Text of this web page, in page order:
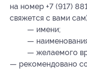
на номер +7 (917)
свяжется с вами
— имени;
—
— желаемого
— рекомендовано